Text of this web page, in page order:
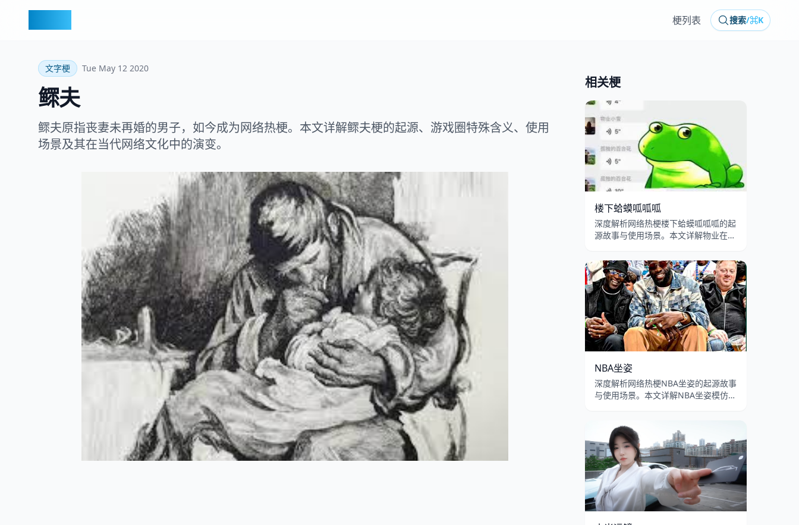
梗列表 搜索/⌘K
文字梗 Tue May 12 2020
鳏夫
鳏夫原指丧妻未再婚的男子，如今成为网络热梗。本文详解鳏夫梗的起源、游戏圈特殊含义、使用
场景及其在当代网络文化中的演变。
相关梗
楼下蛤蟆呱呱呱
深度解析网络热梗楼下蛤蟆呱呱呱的起
源故事与使用场景。本文详解物业在吗
转场特效的病毒式传播，以及业主投诉
蛤蟆梗在B站和抖音的流行演变。
NBA坐姿
深度解析网络热梗NBA坐姿的起源故事
与使用场景。本文详解NBA坐姿模仿挑
扩张坐姿的文化讨论。